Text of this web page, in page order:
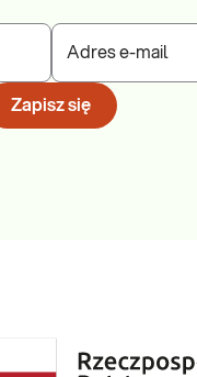
Adres e-mail
Zapisz się